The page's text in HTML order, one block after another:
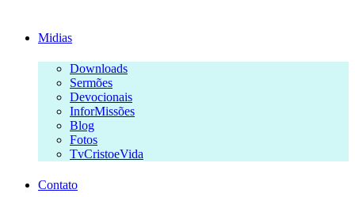
Midias
Downloads
Sermões
Devocionais
InforMissões
Blog
Fotos
TvCristoeVida
Contato